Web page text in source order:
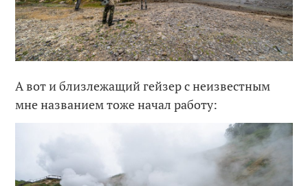
А вот и близлежащий гейзер с неизвестным
мне названием тоже начал работу: